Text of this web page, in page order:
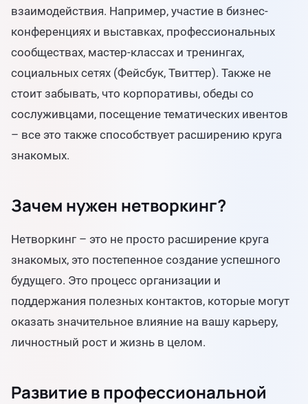
взаимодействия. Например, участие в бизнес-
конференциях и выставках, профессиональных
сообществах, мастер-классах и тренингах,
социальных сетях (Фейсбук, Твиттер). Также не
стоит забывать, что корпоративы, обеды со
сослуживцами, посещение тематических ивентов
– все это также способствует расширению круга
знакомых.
Зачем нужен нетворкинг?
Нетворкинг – это не просто расширение круга
знакомых, это постепенное создание успешного
будущего. Это процесс организации и
поддержания полезных контактов, которые могут
оказать значительное влияние на вашу карьеру,
личностный рост и жизнь в целом.
Развитие в профессиональной